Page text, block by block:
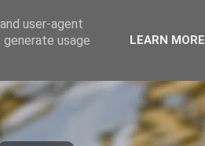
user-agent
usage
LEARN MORE